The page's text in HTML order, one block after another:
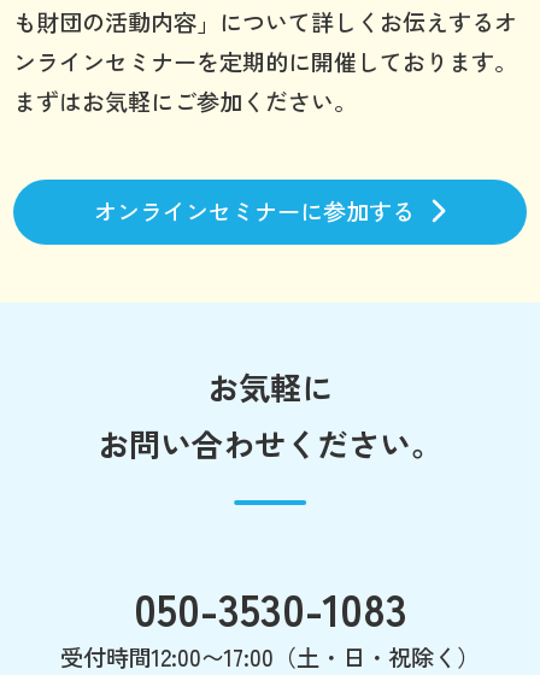
も財団の活動内容」について詳しくお伝えするオ
ンラインセミナーを定期的に開催しております。
まずはお気軽にご参加ください。
オンラインセミナーに参加する
お気軽に
お問い合わせください。
050-3530-1083
受付時間12:00〜17:00（土・日・祝除く）